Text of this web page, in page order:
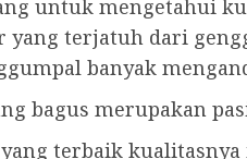
untuk mengetahui
yang terjatuh dari
banyak
bagus merupakan
terbaik